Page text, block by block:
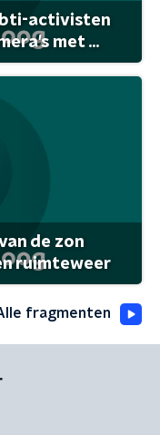
activisten
met ...
de zon
ruimteweer
fragmenten